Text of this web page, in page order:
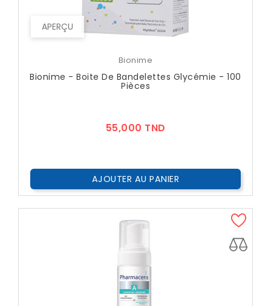
APERÇU
Bionime
Bionime - Boite De Bandelettes Glycémie - 100
Pièces
55,000 TND
AJOUTER AU PANIER